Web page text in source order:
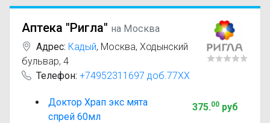
Аптека "Ригла" на Москва
Адрес: Кадый, Москва, Ходынский
бульвар, 4
Телефон: +74952311697 доб.77XX
Доктор Храп экс мята
спрей 60мл
375.00руб